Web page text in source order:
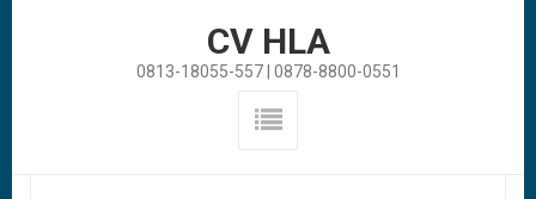
CV HLA
0813-18055-557 | 0878-8800-0551